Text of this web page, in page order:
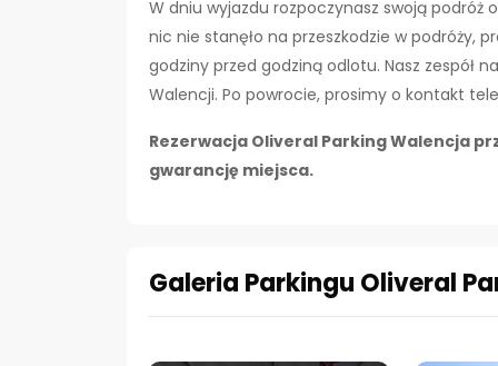
W dniu wyjazdu rozpoczynasz swoją podróż
nic nie stanęło na przeszkodzie w podróży,
godziny przed godziną odlotu. Nasz zespół
Walencji. Po powrocie, prosimy o kontakt
Rezerwacja Oliveral Parking Walencja
gwarancję miejsca.
Galeria Parkingu Oliveral